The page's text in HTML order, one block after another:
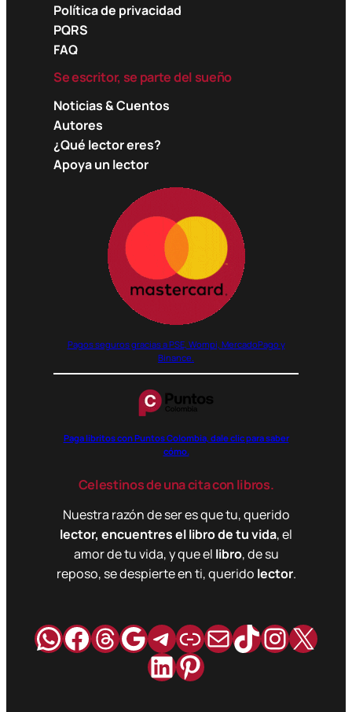
Política de privacidad
PQRS
FAQ
Se escritor, se parte del sueño
Noticias & Cuentos
Autores
¿Qué lector eres?
Apoya un lector
Pagos seguros gracias a PSE, Wompi, MercadoPago y
Binance.
Paga libritos con Puntos Colombia, dale clic para saber
cómo.
Celestinos de una cita con libros.
Nuestra razón de ser es que tu, querido
lector, encuentres el libro de tu vida, el
amor de tu vida, y que el libro, de su
reposo, se despierte en ti, querido lector.
WhatsApp
Facebook
Hilos
Google
Telegram
Enlace
Correo
TikTok
X
LinkedIn
Pinterest